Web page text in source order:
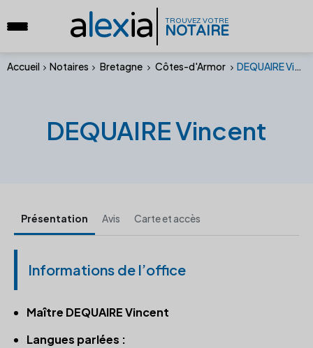
alexia TROUVEZ VOTRE
NOTAIRE
Accueil Notaires Bretagne Côtes-d'Armor DEQUAIRE Vincent
DEQUAIRE Vincent
Présentation Avis Carte et accès
Informations de l’office
Maître DEQUAIRE Vincent
Langues parlées :